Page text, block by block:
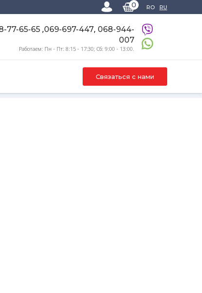
0 RO RU
77-65-65 ,069-697-447, 068-944-
007
Работаем: Пн - Пт: 8:15 - 17:30; Сб: 9:00 - 13:00.
Связаться с нами